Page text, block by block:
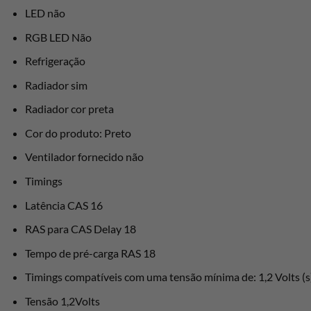
LED não
RGB LED Não
Refrigeração
Radiador sim
Radiador cor preta
Cor do produto: Preto
Ventilador fornecido não
Timings
Latência CAS 16
RAS para CAS Delay 18
Tempo de pré-carga RAS 18
Timings compatíveis com uma tensão mínima de: 1,2 Volts
Tensão 1,2Volts